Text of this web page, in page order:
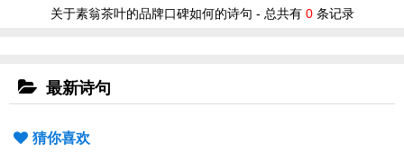
关于素翁茶叶的品牌口碑如何的诗句 - 总共有 0条记录
最新诗句
猜你喜欢